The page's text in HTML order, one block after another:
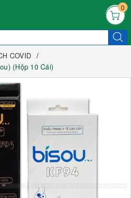
0
COVID
(Hộp 10 Cái)